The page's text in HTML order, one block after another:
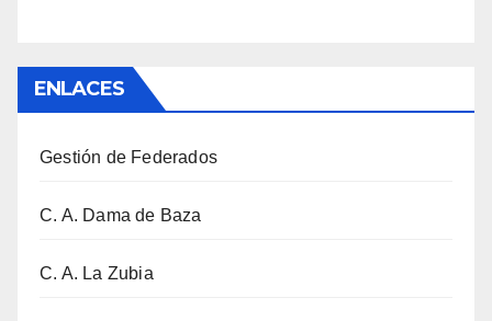
ENLACES
Gestión de Federados
C. A. Dama de Baza
C. A. La Zubia